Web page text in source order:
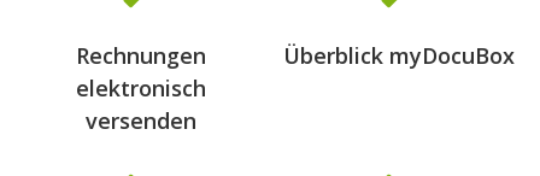
Rechnungen
elektronisch
versenden
Überblick myDocuBox